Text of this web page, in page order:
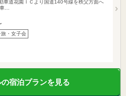
車道花園ＩＣより国道140号線を秩父方面へ
…
旅・女子会
宿泊プランを見る